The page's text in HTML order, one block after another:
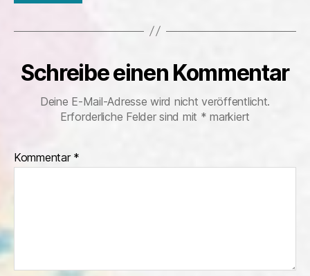
Schreibe einen Kommentar
Deine E-Mail-Adresse wird nicht veröffentlicht.
Erforderliche Felder sind mit * markiert
Kommentar *